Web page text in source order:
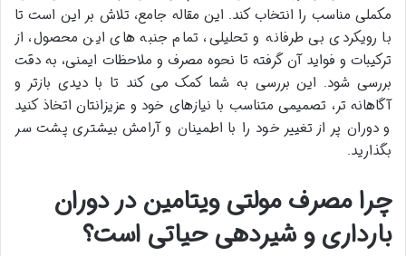
مکملی مناسب را انتخاب کند. این مقاله جامع، تلاش بر این است تا
با رویکردی بی طرفانه و تحلیلی، تمام جنبه های این محصول، از
ترکیبات و فواید آن گرفته تا نحوه مصرف و ملاحظات ایمنی، به دقت
بررسی شود. این بررسی به شما کمک می کند تا با دیدی بازتر و
آگاهانه تر، تصمیمی متناسب با نیازهای خود و عزیزانتان اتخاذ کنید
و دوران پر از تغییر خود را با اطمینان و آرامش بیشتری پشت سر
بگذارید.
چرا مصرف مولتی ویتامین در دوران
بارداری و شیردهی حیاتی است؟